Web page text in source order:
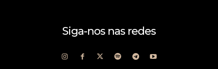
Siga-nos nas redes